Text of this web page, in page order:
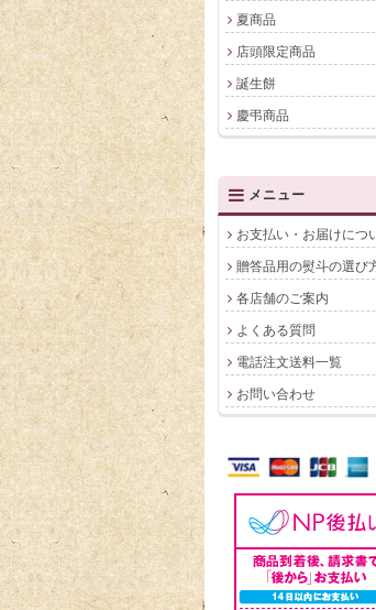
オンライン商品以外の
商品のご注文はできま
すか？
到着日の指定はで
すか？
サンクスメールが届か
ないのですが？
オンライン商品以
商品のご注文はで
夏商品
店頭限定商品
誕生餅
慶弔商品
メニュー
お支払い・お届けにつ
贈答品用の熨斗の選び
各店舗のご案内
よくある質問
電話注文送料一覧
お問い合わせ